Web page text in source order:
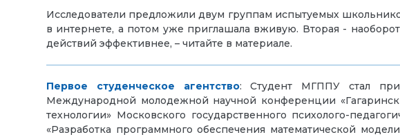
Исследователи предложили двум группам испытуемых
в интернете, а потом уже приглашала вживую. Вторая -
действий эффективнее, – читайте в материале.
Первое студенческое агентство: Студент МГППУ стал
Международной молодежной научной конференции
технологии» Московского государственного психолого-
«Разработка программного обеспечения математической